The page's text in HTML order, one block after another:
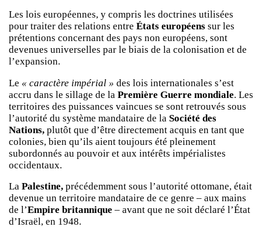
Les lois européennes, y compris les doctrines utilisées
pour traiter des relations entre États européens sur les
prétentions concernant des pays non européens, sont
devenues universelles par le biais de la colonisation et de
l’expansion.
Le « caractère impérial » des lois internationales s’est
accru dans le sillage de la Première Guerre mondiale. Les
territoires des puissances vaincues se sont retrouvés sous
l’autorité du système mandataire de la Société des
Nations, plutôt que d’être directement acquis en tant que
colonies, bien qu’ils aient toujours été pleinement
subordonnés au pouvoir et aux intérêts impérialistes
occidentaux.
La Palestine, précédemment sous l’autorité ottomane, était
devenue un territoire mandataire de ce genre – aux mains
de l’Empire britannique – avant que ne soit déclaré l’État
d’Israël, en 1948.